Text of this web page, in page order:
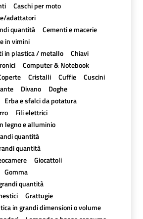
Caschi per moto
adattatori
quantità
Cementi e macerie
in vimini
in plastica / metallo
Chiavi
Computer & Notebook
Cristalli Cuffie
Cuscini
Divano
Doghe
Erba e sfalci da potatura
Fili elettrici
legno e alluminio
quantità
quantità
Giocattoli
Gomma
quantità
Grattugie
in grandi dimensioni o volume